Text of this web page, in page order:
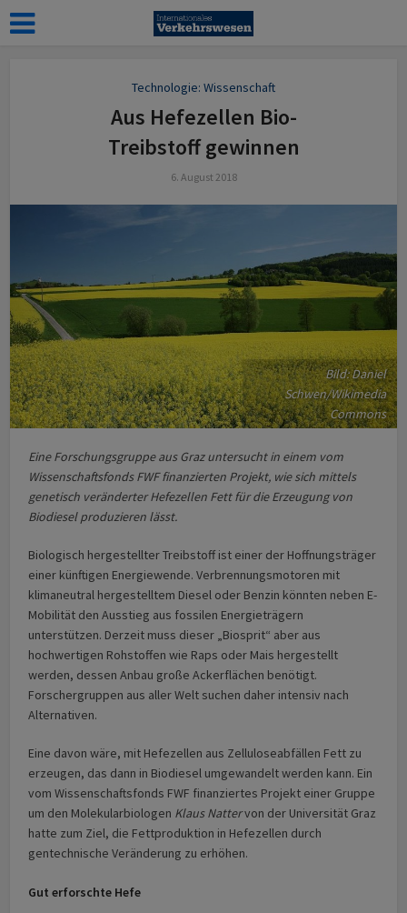
Technologie: Wissenschaft
Aus Hefezellen Bio-
Treibstoff gewinnen
6. August 2018
Bild: Daniel
Schwen/Wikimedia
Commons
Eine Forschungsgruppe aus Graz untersucht in einem vom
Wissenschaftsfonds FWF finanzierten Projekt, wie sich mittels
genetisch veränderter Hefezellen Fett für die Erzeugung von
Biodiesel produzieren lässt.
Biologisch hergestellter Treibstoff ist einer der Hoffnungsträger
einer künftigen Energiewende. Verbrennungsmotoren mit
klimaneutral hergestelltem Diesel oder Benzin könnten neben E-
Mobilität den Ausstieg aus fossilen Energieträgern
unterstützen. Derzeit muss dieser „Biosprit“ aber aus
hochwertigen Rohstoffen wie Raps oder Mais hergestellt
werden, dessen Anbau große Ackerflächen benötigt.
Forschergruppen aus aller Welt suchen daher intensiv nach
Alternativen.
Eine davon wäre, mit Hefezellen aus Zelluloseabfällen Fett zu
erzeugen, das dann in Biodiesel umgewandelt werden kann. Ein
vom Wissenschaftsfonds FWF finanziertes Projekt einer Gruppe
um den Molekularbiologen Klaus Nattervon der Universität Graz
hatte zum Ziel, die Fettproduktion in Hefezellen durch
gentechnische Veränderung zu erhöhen.
Gut erforschte Hefe